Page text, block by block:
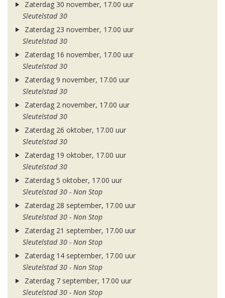
Zaterdag 30 november, 17.00 uur
Sleutelstad 30
Zaterdag 23 november, 17.00 uur
Sleutelstad 30
Zaterdag 16 november, 17.00 uur
Sleutelstad 30
Zaterdag 9 november, 17.00 uur
Sleutelstad 30
Zaterdag 2 november, 17.00 uur
Sleutelstad 30
Zaterdag 26 oktober, 17.00 uur
Sleutelstad 30
Zaterdag 19 oktober, 17.00 uur
Sleutelstad 30
Zaterdag 5 oktober, 17.00 uur
Sleutelstad 30 - Non Stop
Zaterdag 28 september, 17.00 uur
Sleutelstad 30 - Non Stop
Zaterdag 21 september, 17.00 uur
Sleutelstad 30 - Non Stop
Zaterdag 14 september, 17.00 uur
Sleutelstad 30 - Non Stop
Zaterdag 7 september, 17.00 uur
Sleutelstad 30 - Non Stop